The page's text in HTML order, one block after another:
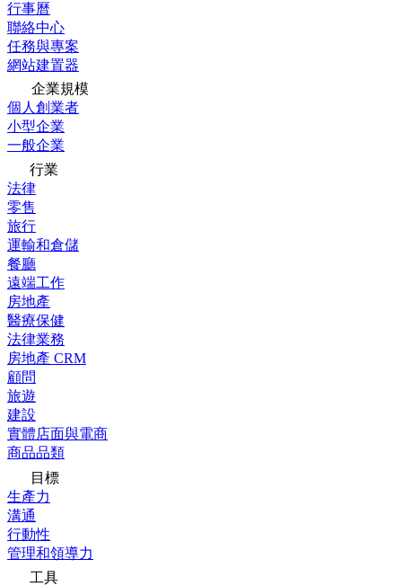
行事曆
聯絡中心
任務與專案
網站建置器
企業規模
個人創業者
小型企業
一般企業
行業
法律
零售
旅行
運輸和倉儲
餐廳
遠端工作
房地產
醫療保健
法律業務
房地產 CRM
顧問
旅遊
建設
實體店面與電商
商品品類
目標
生產力
溝通
行動性
管理和領導力
工具